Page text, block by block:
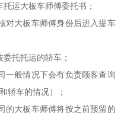
运大板车师傅委托书；
对大板车师傅身份后进入提车
托托运的轿车；
一般情况下会有负责顾客查询
轿车的情况）；
的大板车师傅将按之前预留的